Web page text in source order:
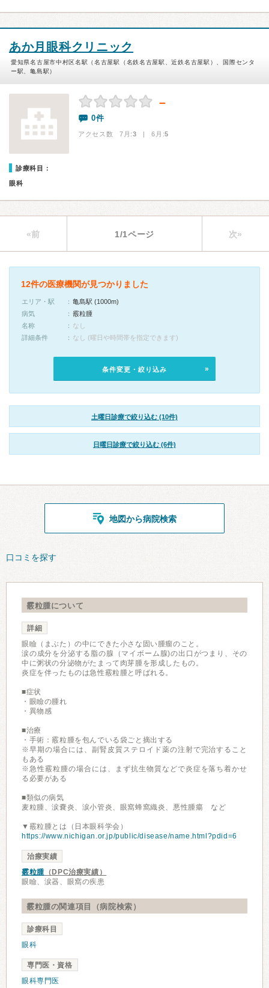
あか月眼科クリニック
愛知県名古屋市中村区名駅（名古屋駅（名鉄名古屋駅、近鉄名古屋駅）、国際センタ
ー駅、亀島駅）
－
0件
アクセス数 7月:3 | 6月:5
診療科目：
眼科
«前 1/1ページ 次»
12件の医療機関が見つかりました
エリア・駅
亀島駅 (1000m)
病気
霰粒腫
名称
なし
詳細条件
なし (曜日や時間帯を指定できます)
条件変更・絞り込み
土曜日診療で絞り込む (10件)
日曜日診療で絞り込む (6件)
地図から病院検索
口コミを探す
霰粒腫について
詳細
眼瞼（まぶた）の中にできた小さな固い腫瘤のこと。
涙の成分を分泌する脂の腺（マイボーム腺)の出口がつまり、その
中に粥状の分泌物がたまって肉芽腫を形成したもの。
炎症を伴ったものは急性霰粒腫と呼ばれる。
■症状
・眼瞼の腫れ
・異物感
■治療
・手術：霰粒腫を包んでいる袋ごと摘出する
※早期の場合には、副腎皮質ステロイド薬の注射で完治すること
もある
※急性霰粒腫の場合には、まず抗生物質などで炎症を落ち着かせ
る必要がある
■類似の病気
麦粒腫、涙嚢炎、涙小管炎、眼窩蜂窩織炎、悪性腫瘍 など
▼霰粒腫とは（日本眼科学会）
https://www.nichigan.or.jp/public/disease/name.html?pdid=6
治療実績
霰粒腫（DPC治療実績）
眼瞼、涙器、眼窩の疾患
霰粒腫の関連項目（病院検索）
診療科目
眼科
専門医・資格
眼科専門医